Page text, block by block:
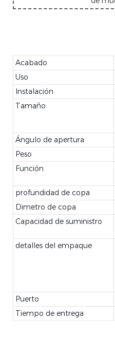
Acabado
Uso
Instalación
Tamaño
Ángulo de apertura
Peso
Función
profundidad de copa
Dimetro de copa
Capacidad de suministro
detalles del empaque
Puerto
Tiempo de entrega